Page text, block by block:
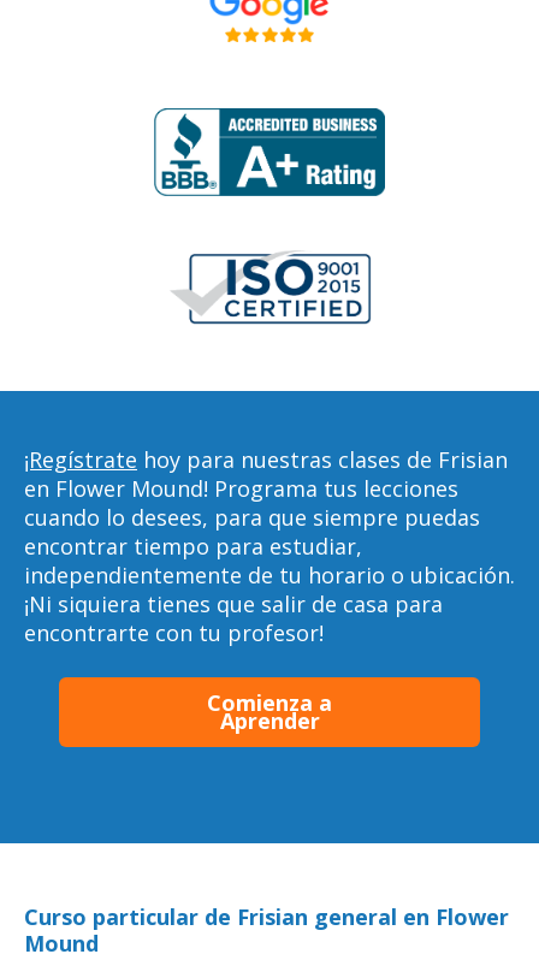
¡Regístrate hoy para nuestras clases de Frisian
en Flower Mound! Programa tus lecciones
cuando lo desees, para que siempre puedas
encontrar tiempo para estudiar,
independientemente de tu horario o ubicación.
¡Ni siquiera tienes que salir de casa para
encontrarte con tu profesor!
Comienza a
Aprender
Curso particular de Frisian general en Flower
Mound